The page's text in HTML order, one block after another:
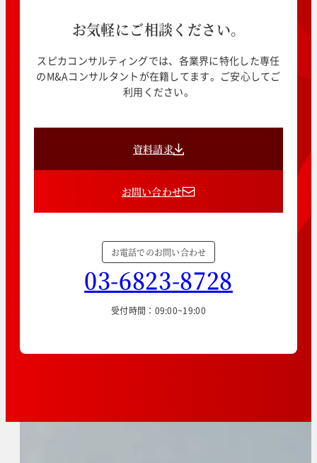
お気軽にご相談ください。
スピカコンサルティングでは、各業界に特化した専任
のM&Aコンサルタントが在籍してます。ご安心してご
利用ください。
資料請求
お問い合わせ
お電話でのお問い合わせ
03-6823-8728
受付時間：09:00~19:00